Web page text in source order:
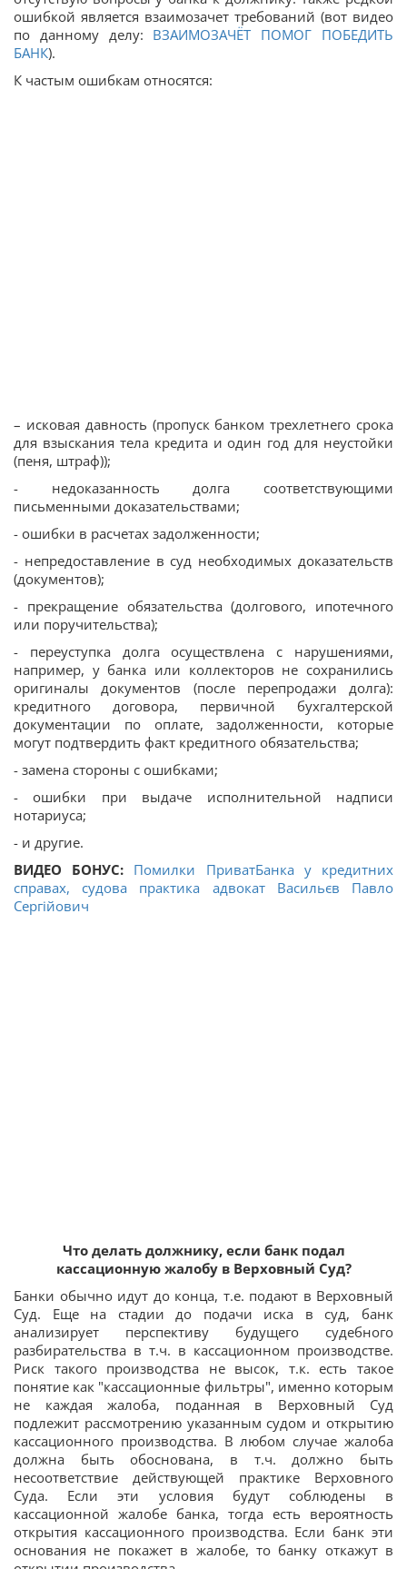
ошибкой является взаимозачет требований (вот видео
по данному делу: ВЗАИМОЗАЧЁТ ПОМОГ ПОБЕДИТЬ
БАНК).
К частым ошибкам относятся:
– исковая давность (пропуск банком трехлетнего срока
для взыскания тела кредита и один год для неустойки
(пеня, штраф));
- недоказанность долга соответствующими
письменными доказательствами;
- ошибки в расчетах задолженности;
- непредоставление в суд необходимых доказательств
(документов);
- прекращение обязательства (долгового, ипотечного
или поручительства);
- переуступка долга осуществлена с нарушениями,
например, у банка или коллекторов не сохранились
оригиналы документов (после перепродажи долга):
кредитного договора, первичной бухгалтерской
документации по оплате, задолженности, которые
могут подтвердить факт кредитного обязательства;
- замена стороны с ошибками;
- ошибки при выдаче исполнительной надписи
нотариуса;
- и другие.
ВИДЕО БОНУС: Помилки ПриватБанка у кредитних
справах, судова практика адвокат Васильєв Павло
Сергійович
Что делать должнику, если банк подал
кассационную жалобу в Верховный Суд?
Банки обычно идут до конца, т.е. подают в Верховный
Суд. Еще на стадии до подачи иска в суд, банк
анализирует перспективу будущего судебного
разбирательства в т.ч. в кассационном производстве.
Риск такого производства не высок, т.к. есть такое
понятие как "кассационные фильтры", именно которым
не каждая жалоба, поданная в Верховный Суд
подлежит рассмотрению указанным судом и открытию
кассационного производства. В любом случае жалоба
должна быть обоснована, в т.ч. должно быть
несоответствие действующей практике Верховного
Суда. Если эти условия будут соблюдены в
кассационной жалобе банка, тогда есть вероятность
открытия кассационного производства. Если банк эти
основания не покажет в жалобе, то банку откажут в